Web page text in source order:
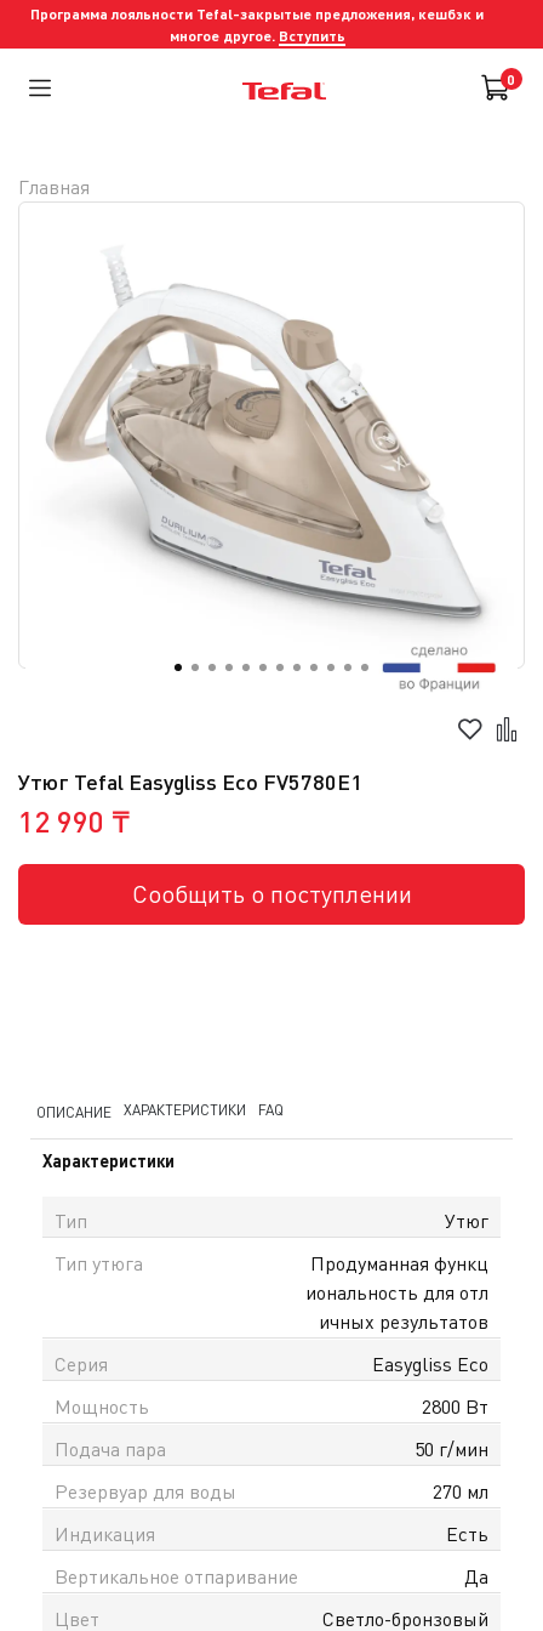
Программа лояльности Tefal-закрытые предложения, кешбэк и
многое другое. Вступить
0
Утюг Tefal Easygliss Eco FV5780E1
12 990 ₸
Сообщить о поступлении
Главная
ОПИСАНИЕ ХАРАКТЕРИСТИКИ FAQ
Характеристики
Тип
Утюг
Тип утюга
Продуманная функц
иональность для отл
ичных результатов
Серия
Easygliss Eco
Мощность
2800 Вт
Подача пара
50 г/мин
Резервуар для воды
270 мл
Индикация
Есть
Вертикальное отпаривание
Да
Цвет
Светло-бронзовый